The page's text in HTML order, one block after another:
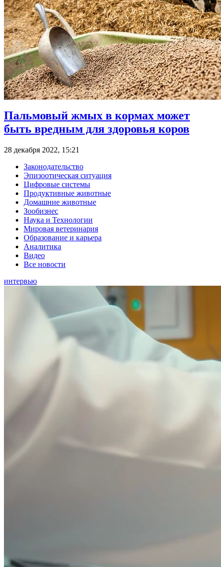
Пальмовый жмых в кормах может
быть вредным для здоровья коров
28 декабря 2022, 15:21
Законодательство
Эпизоотическая ситуация
Цифровые системы
Продуктивные животные
Домашние животные
Зообизнес
Наука и Технологии
Мировая ветеринария
Образование и карьера
Аналитика
Видео
Все новости
интервью